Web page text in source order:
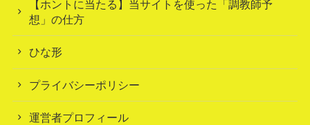
【ホントに当たる】当サイトを使った「調教師予
想」の仕方
ひな形
プライバシーポリシー
運営者プロフィール